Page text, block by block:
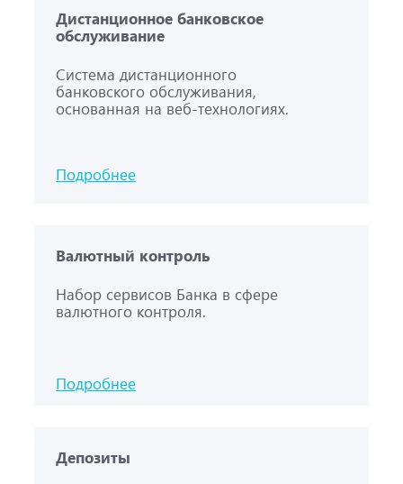
Дистанционное банковское
обслуживание
Система дистанционного
банковского обслуживания,
основанная на веб-технологиях.
Подробнее
Валютный контроль
Набор сервисов Банка в сфере
валютного контроля.
Подробнее
Депозиты